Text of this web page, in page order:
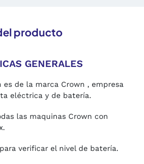
producto
GENERALES
es de la marca Crown , empresa
eléctrica y de batería.
las maquinas Crown con
verificar el nivel de batería.